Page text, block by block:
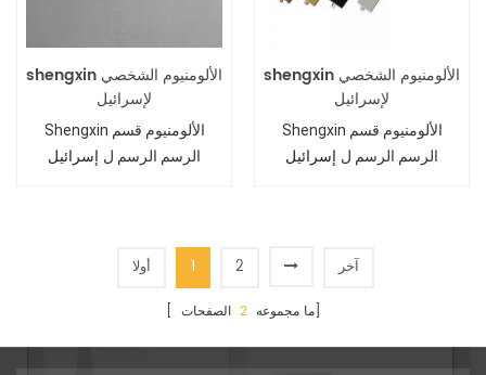
shengxin الألومنيوم الشخصي
لإسرائيل
Shengxin الألومنيوم قسم
الرسم الرسم ل إسرائيل
shengxin الألومنيوم الشخصي
لإسرائيل
Shengxin الألومنيوم قسم
الرسم الرسم ل إسرائيل
أولا 1 2 آخر
[ ما مجموعه2 الصفحات]